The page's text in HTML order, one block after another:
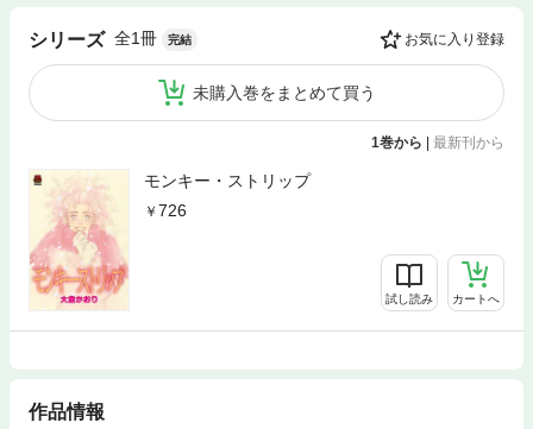
シリーズ 全1冊 完結 お気に入り登録
未購入巻をまとめて買う
1巻から | 最新刊から
モンキー・ストリップ
726
試し読み カートへ
作品情報